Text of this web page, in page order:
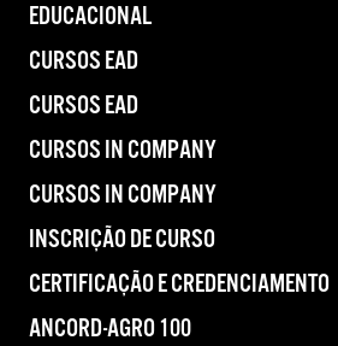
EDUCACIONAL
CURSOS EAD
CURSOS EAD
CURSOS IN COMPANY
CURSOS IN COMPANY
INSCRIÇÃO DE CURSO
CERTIFICAÇÃO E CREDENCIAMENTO
ANCORD-AGRO 100